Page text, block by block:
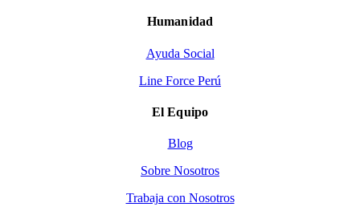
Humanidad
Ayuda Social
Line Force Perú
El Equipo
Blog
Sobre Nosotros
Trabaja con Nosotros